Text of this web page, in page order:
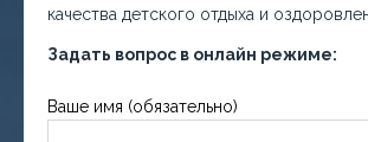
качества детского отдыха и
Задать вопрос в онлайн режиме:
Ваше имя (обязательно)